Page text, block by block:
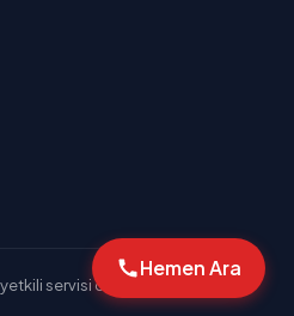
servisi değiliz.
Hemen Ara